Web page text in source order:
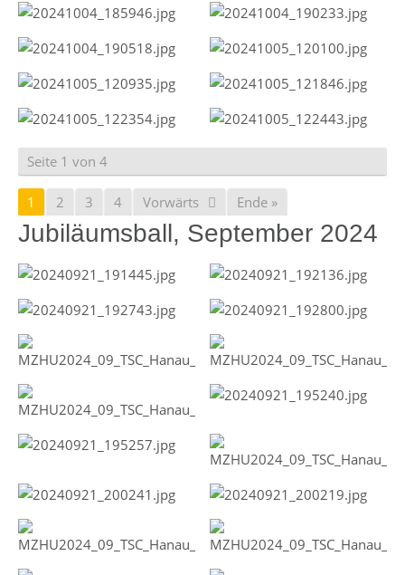
Seite 1 von 4
1 2 3 4 Vorwärts Ende »
Jubiläumsball, September 2024